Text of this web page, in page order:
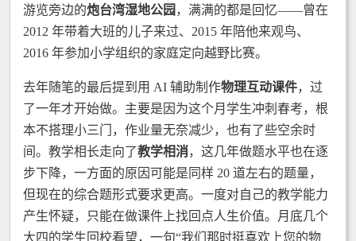
游览旁边的炮台湾湿地公园 ，满满的都是回忆——曾在
2012 年带着大班的儿子来过、2015 年陪他来观鸟、
2016 年参加小学组织的家庭定向越野比赛。
去年随笔的最后提到用 AI 辅助制作物理互动课件，过
了一年才开始做。主要是因为这个月学生冲刺春考，根
本不搭理小三门，作业量无奈减少，也有了些空余时
间。教学相长走向了教学相消，这几年做题水平也在逐
步下降，一方面的原因可能是同样 20 道左右的题量，
但现在的综合题形式要求更高。一度对自己的教学能力
产生怀疑，只能在做课件上找回点人生价值。月底几个
大四的学生回校看望，一句“我们那时挺喜欢上您的物